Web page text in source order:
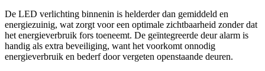
De LED verlichting binnenin is helderder dan gemiddeld en
energiezuinig, wat zorgt voor een optimale zichtbaarheid zonder dat
het energieverbruik fors toeneemt. De geïntegreerde deur alarm is
handig als extra beveiliging, want het voorkomt onnodig
energieverbruik en bederf door vergeten openstaande deuren.